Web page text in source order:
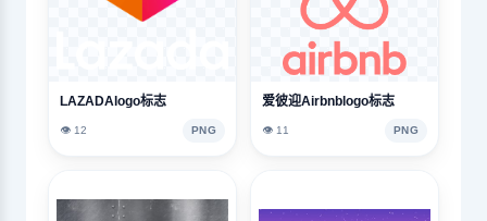
LAZADAlogo标志
👁️ 12 PNG
爱彼迎Airbnblogo标志
👁️ 11 PNG